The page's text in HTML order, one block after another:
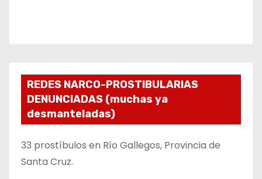
REDES NARCO-PROSTIBULARIAS
DENUNCIADAS (muchas ya
desmanteladas)
33 prostíbulos en Río Gallegos, Provincia de
Santa Cruz.